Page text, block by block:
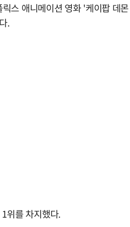
스 애니메이션 영화 '케이팝 데
.
위를 차지했다.